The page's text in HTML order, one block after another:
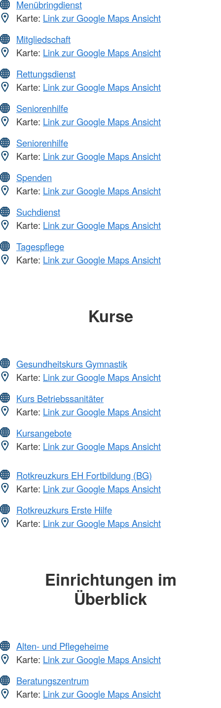
Menübringdienst
Karte: Link zur Google Maps Ansicht
Mitgliedschaft
Karte: Link zur Google Maps Ansicht
Rettungsdienst
Karte: Link zur Google Maps Ansicht
Seniorenhilfe
Karte: Link zur Google Maps Ansicht
Seniorenhilfe
Karte: Link zur Google Maps Ansicht
Spenden
Karte: Link zur Google Maps Ansicht
Suchdienst
Karte: Link zur Google Maps Ansicht
Tagespflege
Karte: Link zur Google Maps Ansicht
Kurse
Gesundheitskurs Gymnastik
Karte: Link zur Google Maps Ansicht
Kurs Betriebssanitäter
Karte: Link zur Google Maps Ansicht
Kursangebote
Karte: Link zur Google Maps Ansicht
Rotkreuzkurs EH Fortbildung (BG)
Karte: Link zur Google Maps Ansicht
Rotkreuzkurs Erste Hilfe
Karte: Link zur Google Maps Ansicht
Einrichtungen im
Überblick
Alten- und Pflegeheime
Karte: Link zur Google Maps Ansicht
Beratungszentrum
Karte: Link zur Google Maps Ansicht